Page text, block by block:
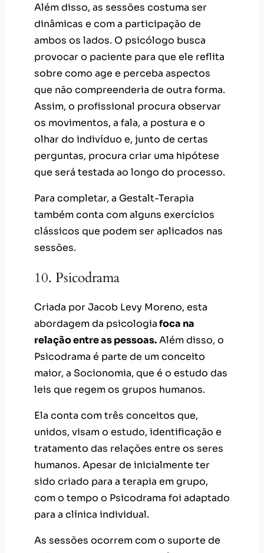
Além disso, as sessões costuma ser
dinâmicas e com a participação de
ambos os lados. O psicólogo busca
provocar o paciente para que ele reflita
sobre como age e perceba aspectos
que não compreenderia de outra forma.
Assim, o profissional procura observar
os movimentos, a fala, a postura e o
olhar do indivíduo e, junto de certas
perguntas, procura criar uma hipótese
que será testada ao longo do processo.
Para completar, a Gestalt-Terapia
também conta com alguns exercícios
clássicos que podem ser aplicados nas
sessões.
10. Psicodrama
Criada por Jacob Levy Moreno, esta
abordagem da psicologiafoca na
relação entre as pessoas.Além disso, o
Psicodrama é parte de um conceito
maior, a Socionomia, que é o estudo das
leis que regem os grupos humanos.
Ela conta com três conceitos que,
unidos, visam o estudo, identificação e
tratamento das relações entre os seres
humanos. Apesar de inicialmente ter
sido criado para a terapia em grupo,
com o tempo o Psicodrama foi adaptado
para a clínica individual.
As sessões ocorrem com o suporte de